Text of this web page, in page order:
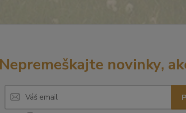
Nepremeškajte novinky,